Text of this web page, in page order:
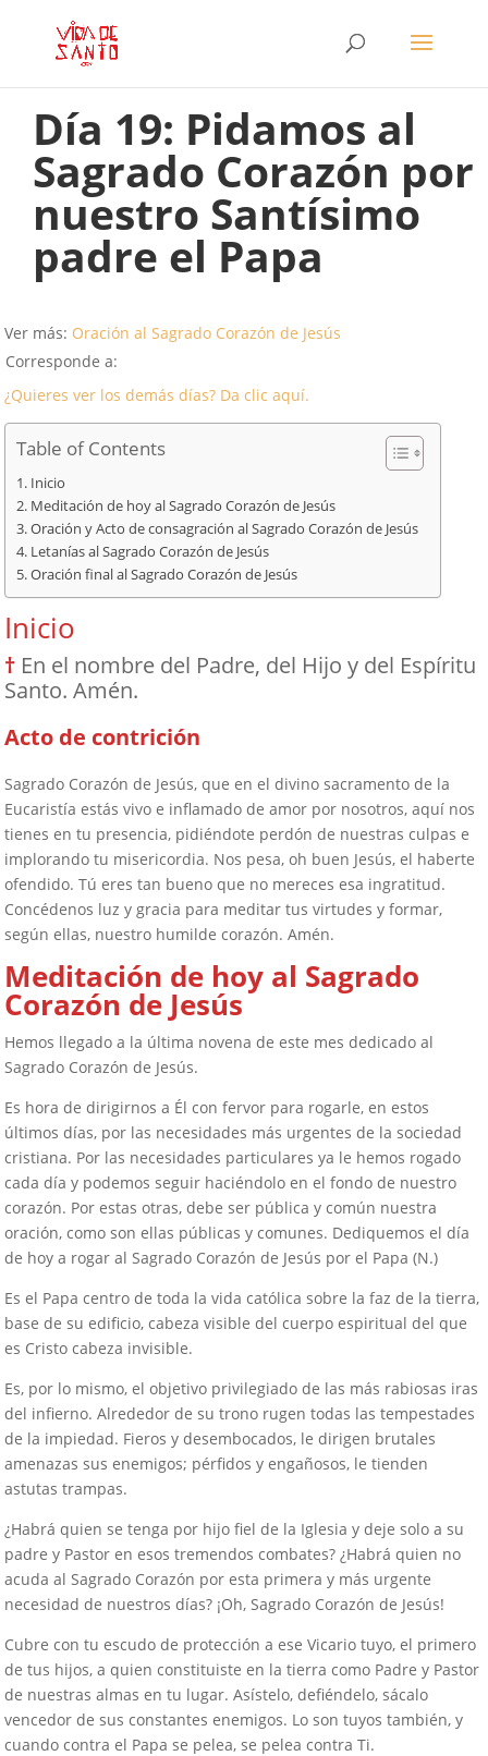
Día 19: Pidamos al
Sagrado Corazón por
nuestro Santísimo
padre el Papa
Ver más: Oración al Sagrado Corazón de Jesús
Corresponde a:
¿Quieres ver los demás días? Da clic aquí.
Table of Contents
Inicio
Meditación de hoy al Sagrado Corazón de Jesús
Oración y Acto de consagración al Sagrado Corazón de Jesús
Letanías al Sagrado Corazón de Jesús
Oración final al Sagrado Corazón de Jesús
Inicio
† En el nombre del Padre, del Hijo y del Espíritu
Santo. Amén.
Acto de contrición
Sagrado Corazón de Jesús, que en el divino sacramento de la
Eucaristía estás vivo e inflamado de amor por nosotros, aquí nos
tienes en tu presencia, pidiéndote perdón de nuestras culpas e
implorando tu misericordia. Nos pesa, oh buen Jesús, el haberte
ofendido. Tú eres tan bueno que no mereces esa ingratitud.
Concédenos luz y gracia para meditar tus virtudes y formar,
según ellas, nuestro humilde corazón. Amén.
Meditación de hoy al Sagrado
Corazón de Jesús
Hemos llegado a la última novena de este mes dedicado al
Sagrado Corazón de Jesús.
Es hora de dirigirnos a Él con fervor para rogarle, en estos
últimos días, por las necesidades más urgentes de la sociedad
cristiana. Por las necesidades particulares ya le hemos rogado
cada día y podemos seguir haciéndolo en el fondo de nuestro
corazón. Por estas otras, debe ser pública y común nuestra
oración, como son ellas públicas y comunes. Dediquemos el día
de hoy a rogar al Sagrado Corazón de Jesús por el Papa (N.)
Es el Papa centro de toda la vida católica sobre la faz de la tierra,
base de su edificio, cabeza visible del cuerpo espiritual del que
es Cristo cabeza invisible.
Es, por lo mismo, el objetivo privilegiado de las más rabiosas iras
del infierno. Alrededor de su trono rugen todas las tempestades
de la impiedad. Fieros y desembocados, le dirigen brutales
amenazas sus enemigos; pérfidos y engañosos, le tienden
astutas trampas.
¿Habrá quien se tenga por hijo fiel de la Iglesia y deje solo a su
padre y Pastor en esos tremendos combates? ¿Habrá quien no
acuda al Sagrado Corazón por esta primera y más urgente
necesidad de nuestros días? ¡Oh, Sagrado Corazón de Jesús!
Cubre con tu escudo de protección a ese Vicario tuyo, el primero
de tus hijos, a quien constituiste en la tierra como Padre y Pastor
de nuestras almas en tu lugar. Asístelo, defiéndelo, sácalo
vencedor de sus constantes enemigos. Lo son tuyos también, y
cuando contra el Papa se pelea, se pelea contra Ti.